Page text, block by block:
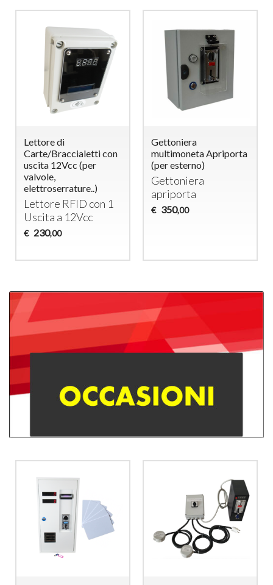
Lettore di
Carte/Braccialetti con
uscita 12Vcc (per
valvole,
elettroserrature..)
Lettore RFID con 1
Uscita a 12Vcc
€ 230,00
Gettoniera
multimoneta Apriporta
(per esterno)
Gettoniera
apriporta
€ 350,00